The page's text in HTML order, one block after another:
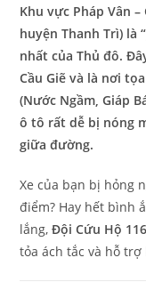
Khu vực Pháp Vân
huyện Thanh Trì) là
nhất của Thủ đô.
Cầu Giẽ và là nơi
(Nước Ngầm, Giáp
ô tô rất dễ bị nóng
giữa đường.
Xe của bạn bị hỏng
điểm? Hay hết bình
lắng,Đội Cứu Hộ
tỏa ách tắc và hỗ